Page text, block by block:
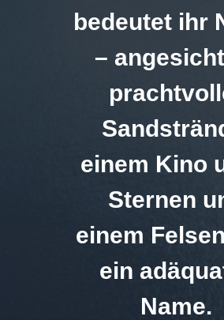
bedeutet ihr
–
einem Kino
Sternen
einem
ein
Name.